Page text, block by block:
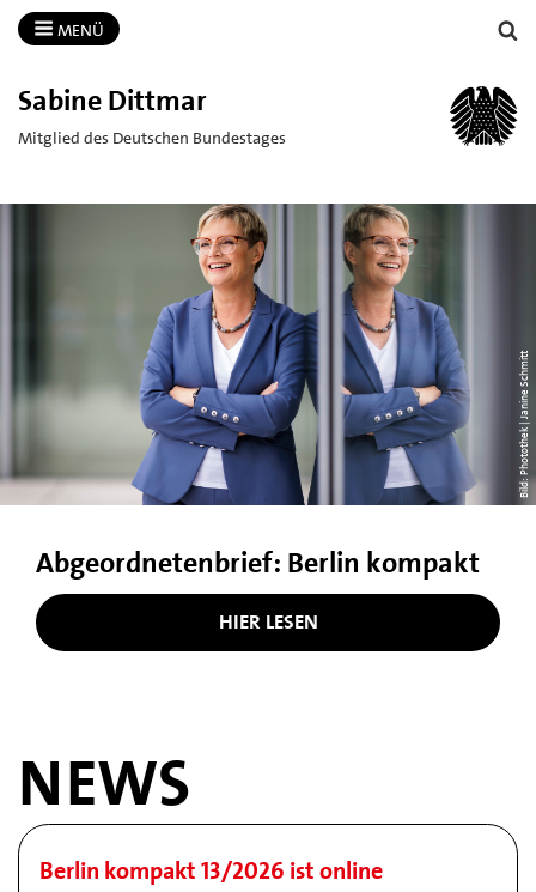
MENÜ
Sabine Dittmar
Mitglied des Deutschen Bundestages
Bild: Photothek | Janine Schmitt
Abgeordnetenbrief: Berlin kompakt
HIER LESEN
NEWS
Berlin kompakt 13/2026 ist online